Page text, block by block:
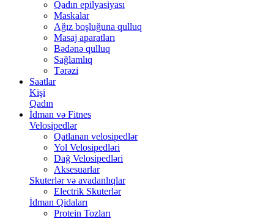
Qadın epilyasiyası
Maskalar
Ağız boşluğuna qulluq
Masaj aparatları
Bədənə qulluq
Sağlamlıq
Tərəzi
Saatlar
Kişi
Qadın
İdman və Fitnes
Velosipedlər
Qatlanan velosipedlər
Yol Velosipedləri
Dağ Velosipedləri
Aksesuarlar
Skuterlər və avadanlıqlar
Electrik Skuterlər
İdman Qidaları
Protein Tozları